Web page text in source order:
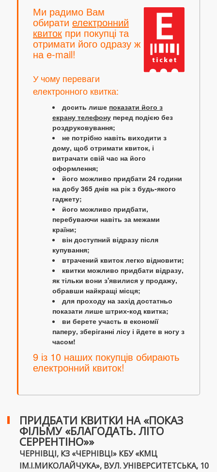
Ми радимо Вам
обирати електронний
квиток при покупці та
отримати його одразу ж
на e-mail!
У чому переваги
електронного квитка:
досить лише показати його з
екрану телефону перед подією без
роздруковування;
не потрібно навіть виходити з
дому, щоб отримати квиток, і
витрачати свій час на його
оформлення;
його можливо придбати 24 години
на добу 365 днів на рік з будь-якого
гаджету;
його можливо придбати,
перебуваючи навіть за межами
країни;
він доступний відразу після
купування;
втрачений квиток легко відновити;
квитки можливо придбати відразу,
як тільки вони з'явилися у продажу,
обравши найкращі місця;
для проходу на захід достатньо
показати лише штрих-код квитка;
ви берете участь в економії
паперу, зберіганні лісу і йдете в ногу з
часом!
9 із 10 наших покупців обирають
електронний квиток!
ПРИДБАТИ КВИТКИ НА «ПОКАЗ
ФІЛЬМУ «БЛАГОДАТЬ. ЛІТО
СЕРРЕНТІНО»»
ЧЕРНІВЦІ, КЗ «ЧЕРНІВЦІ» КБУ «КМЦ
ІМ.І.МИКОЛАЙЧУКА», ВУЛ. УНІВЕРСИТЕТСЬКА, 10